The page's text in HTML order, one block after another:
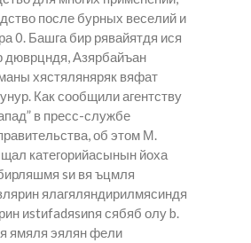
после бурных веселий и
0. Башга бир рявайятдя ися
Азярбайъан
хястяляняряк вяфат
Как сообщили агентству
в пресс-службе
об этом М.
категорийасынын йоха
sи вя ъцмля
ялагяляндирилмясиндя
иstиfadяsиnя сябяб олу b.
ямяля эялян фели